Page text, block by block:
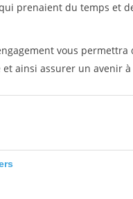
prenaient du temps et
vous
ainsi assurer un avenir à